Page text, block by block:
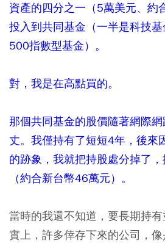
資產的四分之一（5萬美元、約
投入到共同基金（一半是科技
500指數型基金）。
對，我是在高點買的。
那個共同基金的股價隨著網際
丈。我僅持有了短短4年，後來
的跡象，我就把持股處分掉了
（約合新台幣46萬元）。
當時的我還不知道，要長期持
實上，許多倖存下來的公司，